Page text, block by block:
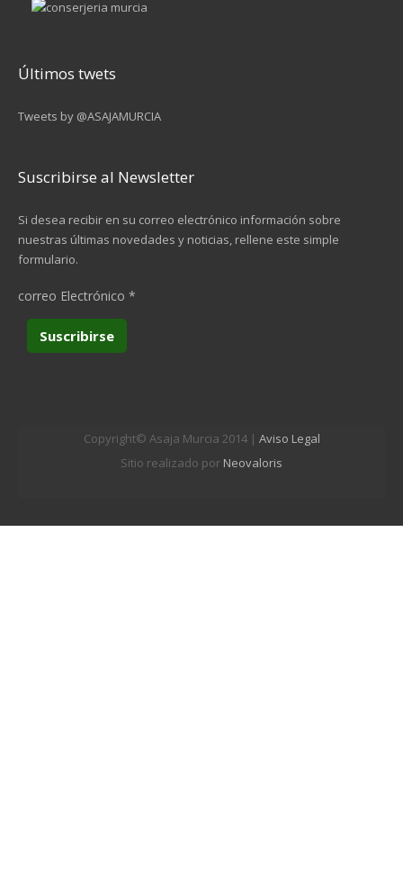
Últimos twets
Tweets by @ASAJAMURCIA
Suscribirse al Newsletter
Si desea recibir en su correo electrónico información sobre
nuestras últimas novedades y noticias, rellene este simple
formulario.
correo Electrónico *
Copyright© Asaja Murcia 2014 | Aviso Legal
Sitio realizado por Neovaloris